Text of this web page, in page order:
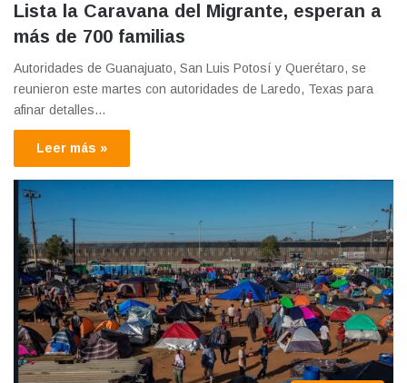
Lista la Caravana del Migrante, esperan a
más de 700 familias
Autoridades de Guanajuato, San Luis Potosí y Querétaro, se
reunieron este martes con autoridades de Laredo, Texas para
afinar detalles…
Leer más »